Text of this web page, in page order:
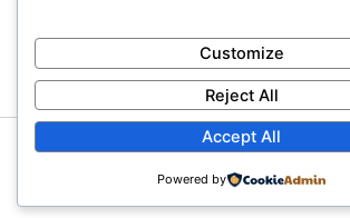
PRÉCÉDENT
Copyright © 2026 Proverbial
Customize
Reject All
Accept All
Powered by